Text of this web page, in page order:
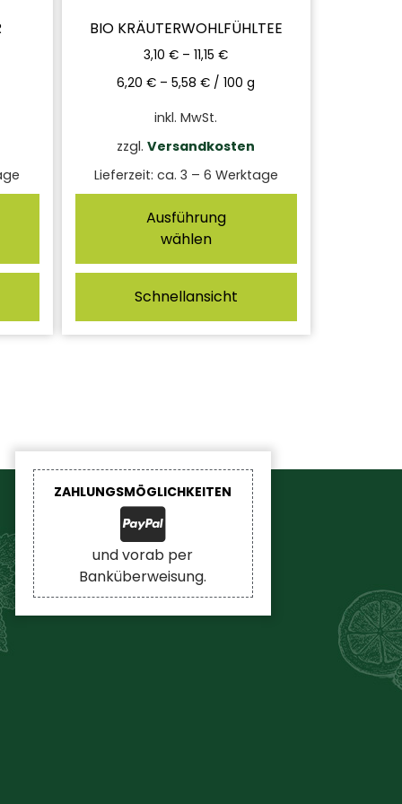
BIO KRÄUTERWOHLFÜHLTEE
3,10€ –11,15€
6,20€ –5,58€ /100 g
inkl. MwSt.
zzgl.Versandkosten
Lieferzeit: ca. 3 – 6 Werktage
Ausführung
wählen
Schnellansicht
ZAHLUNGSMÖGLICHKEITEN
und vorab per
Banküberweisung.